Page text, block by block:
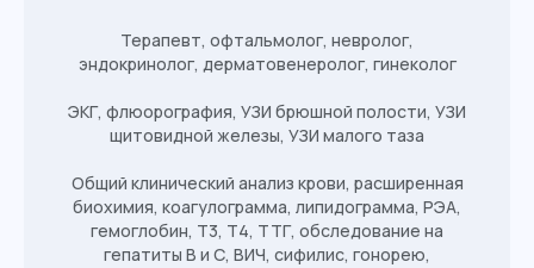
Терапевт, офтальмолог, невролог,
эндокринолог, дерматовенеролог, гинеколог
ЭКГ, флюорография, УЗИ брюшной полости, УЗИ
щитовидной железы, УЗИ малого таза
Общий клинический анализ крови, расширенная
биохимия, коагулограмма, липидограмма, РЭА,
гемоглобин, Т3, Т4, ТТГ, обследование на
гепатиты В и С, ВИЧ, сифилис, гонорею,
Оставьте заявку на обратный
звонок, чтобы получить
подробную информацию о